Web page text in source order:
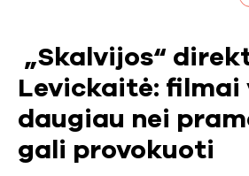
„Skalvijos“
Levickaitė: filmai
daugiau nei
gali provokuoti